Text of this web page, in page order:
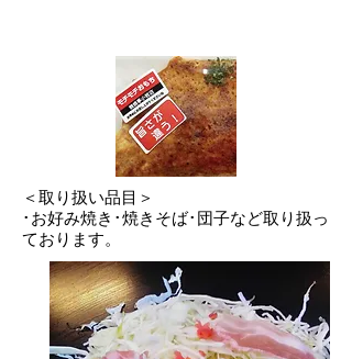
＜取り扱い品目＞
･お好み焼き･焼きそば･団子など取り扱っ
ております。